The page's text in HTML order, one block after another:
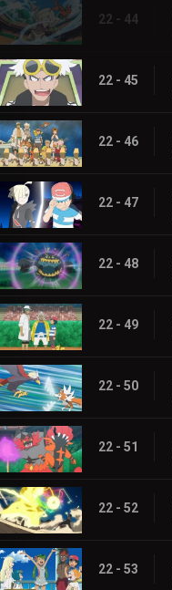
22 - 44
22 - 45
22 - 46
22 - 47
22 - 48
22 - 49
22 - 50
22 - 51
22 - 52
22 - 53